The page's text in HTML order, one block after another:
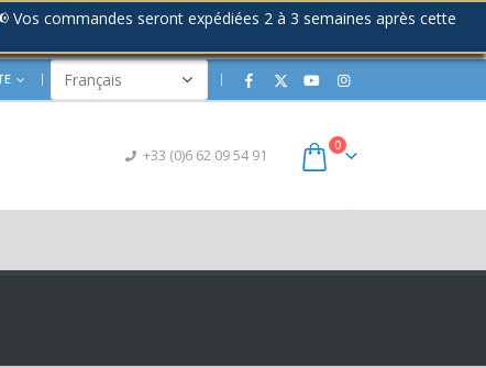
Vos commandes seront expédiées 2 à 3 semaines après cette
|
+33 (0)6 62 09 54 91
0